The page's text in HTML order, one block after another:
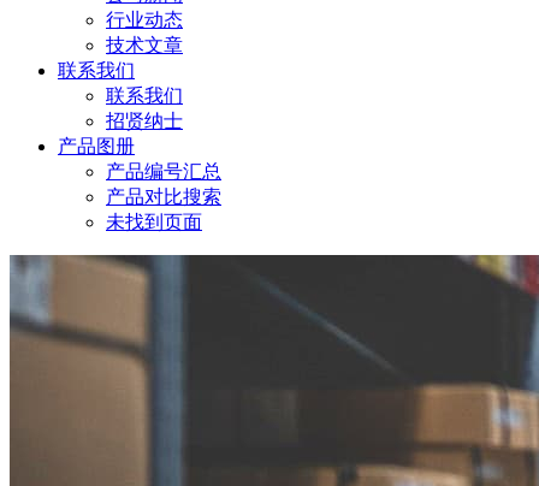
行业动态
技术文章
联系我们
联系我们
招贤纳士
产品图册
产品编号汇总
产品对比搜索
未找到页面